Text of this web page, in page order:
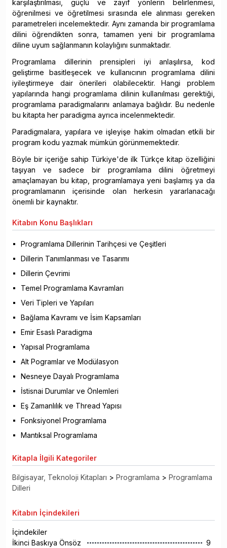
karşılaştırılması, güçlü ve zayıf yönlerin belirlenmesi,
öğrenilmesi ve öğretilmesi sırasında ele alınması gereken
parametreleri incelemektedir. Aynı zamanda bir programlama
dilini öğrendikten sonra, tamamen yeni bir programlama
diline uyum sağlanmanın kolaylığını sunmaktadır.
Programlama dillerinin prensipleri iyi anlaşılırsa, kod
geliştirme basitleşecek ve kullanıcının programlama dilini
iyileştirmeye dair önerileri olabilecektir. Hangi problem
yapılarında hangi programlama dilinin kullanılması gerektiği,
programlama paradigmalarını anlamaya bağlıdır. Bu nedenle
bu kitapta her paradigma ayrıca incelenmektedir.
Paradigmalara, yapılara ve işleyişe hakim olmadan etkili bir
program kodu yazmak mümkün görünmemektedir.
Böyle bir içeriğe sahip Türkiye'de ilk Türkçe kitap özelliğini
taşıyan ve sadece bir programlama dilini öğretmeyi
amaçlamayan bu kitap, programlamaya yeni başlamış ya da
programlamanın içerisinde olan herkesin yararlanacağı
önemli bir kaynaktır.
Kitabın Konu Başlıkları
Programlama Dillerinin Tarihçesi ve Çeşitleri
Dillerin Tanımlanması ve Tasarımı
Dillerin Çevrimi
Temel Programlama Kavramları
Veri Tipleri ve Yapıları
Bağlama Kavramı ve İsim Kapsamları
Emir Esaslı Paradigma
Yapısal Programlama
Alt Pogramlar ve Modülasyon
Nesneye Dayalı Programlama
İstisnai Durumlar ve Önlemleri
Eş Zamanlılık ve Thread Yapısı
Fonksiyonel Programlama
Mantıksal Programlama
Kitapla İlgili Kategoriler
Bilgisayar, Teknoloji Kitapları > Programlama > Programlama
Dilleri
Kitabın İçindekileri
İçindekiler
İkinci Baskıya Önsöz
9